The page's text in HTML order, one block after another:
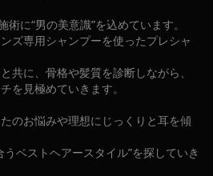
に“男の美意識”を込めています。
ズ専用シャンプーを使ったプレシャ
共に、骨格や髪質を診断しながら、
を見極めていきます。
のお悩みや理想にじっくりと耳を傾
ベストヘアースタイル”を探していき